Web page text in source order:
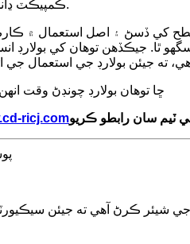
ڪمپيڪٽ ڍانچي سان بولارڊ چونڊي سگهن ٿا.
کي ڏسڻ ۽ اصل استعمال ۾
ٿا. جيڪڏهن توهان کي بولارڊ
ڇا توهان بولارڊ چونڊڻ وقت
ricj.comٽيم سان رابطو ڪريو